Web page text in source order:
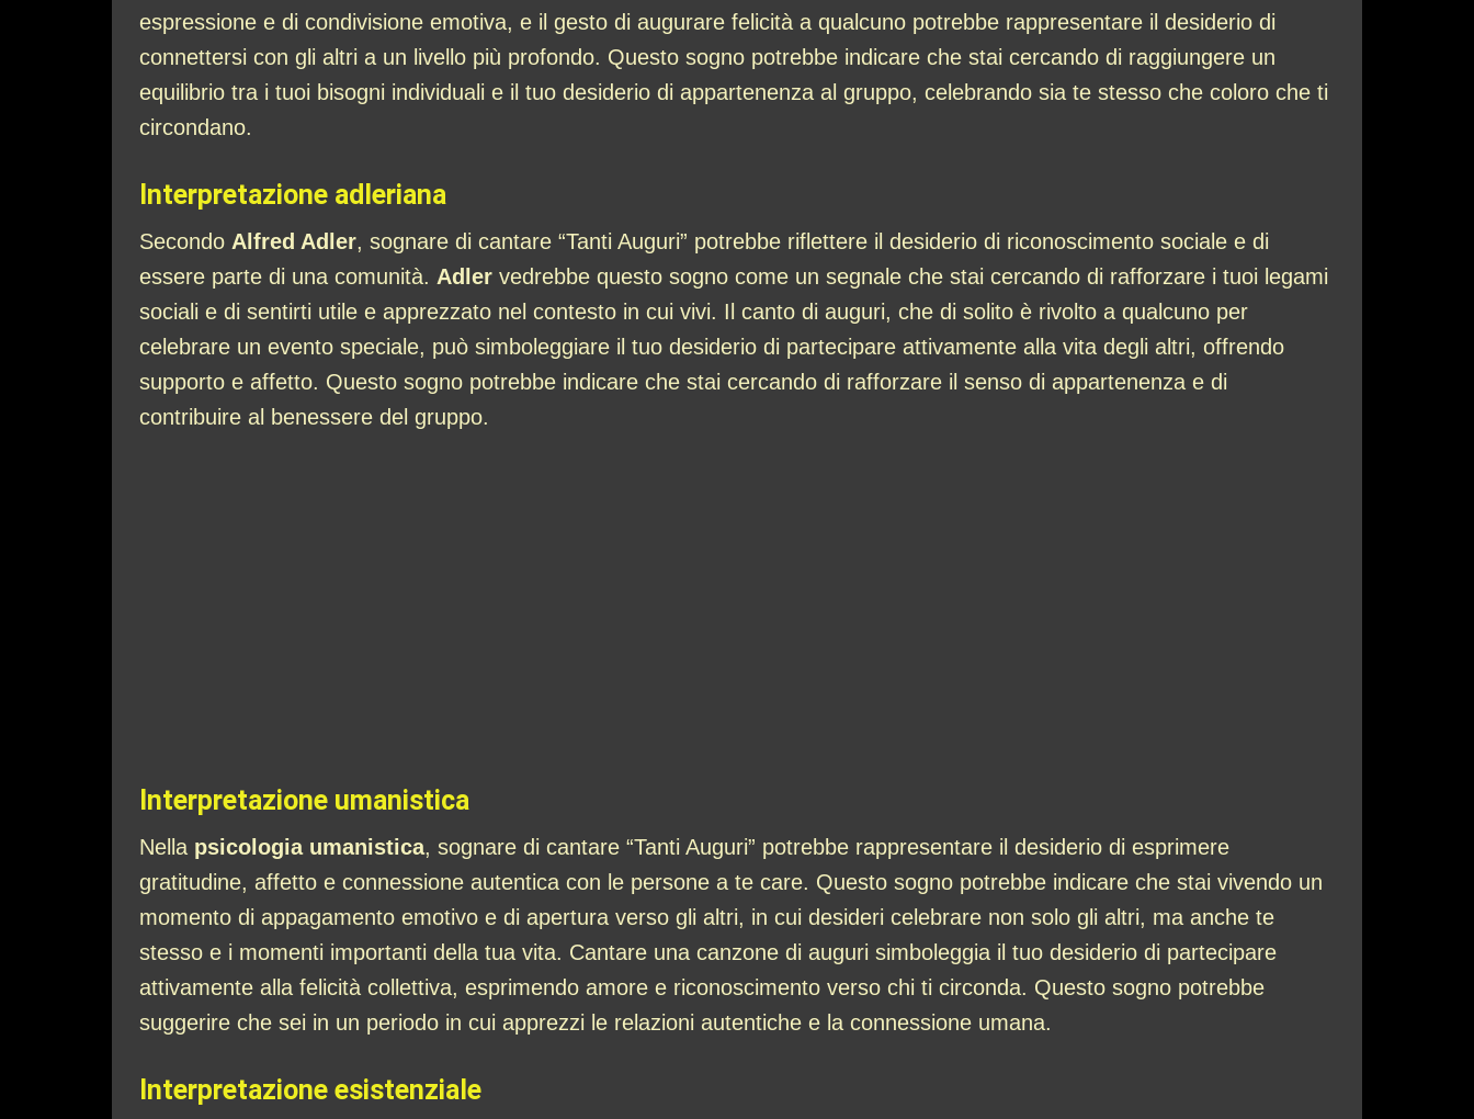
espressione e di condivisione emotiva, e il gesto di augurare felicità a qualcuno potrebbe rappresentare il desiderio di
connettersi con gli altri a un livello più profondo. Questo sogno potrebbe indicare che stai cercando di raggiungere un
equilibrio tra i tuoi bisogni individuali e il tuo desiderio di appartenenza al gruppo, celebrando sia te stesso che coloro che ti
circondano.
Interpretazione adleriana
Secondo Alfred Adler, sognare di cantare “Tanti Auguri” potrebbe riflettere il desiderio di riconoscimento sociale e di
essere parte di una comunità. Adler vedrebbe questo sogno come un segnale che stai cercando di rafforzare i tuoi legami
sociali e di sentirti utile e apprezzato nel contesto in cui vivi. Il canto di auguri, che di solito è rivolto a qualcuno per
celebrare un evento speciale, può simboleggiare il tuo desiderio di partecipare attivamente alla vita degli altri, offrendo
supporto e affetto. Questo sogno potrebbe indicare che stai cercando di rafforzare il senso di appartenenza e di
contribuire al benessere del gruppo.
Interpretazione umanistica
Nella psicologia umanistica, sognare di cantare “Tanti Auguri” potrebbe rappresentare il desiderio di esprimere
gratitudine, affetto e connessione autentica con le persone a te care. Questo sogno potrebbe indicare che stai vivendo un
momento di appagamento emotivo e di apertura verso gli altri, in cui desideri celebrare non solo gli altri, ma anche te
stesso e i momenti importanti della tua vita. Cantare una canzone di auguri simboleggia il tuo desiderio di partecipare
attivamente alla felicità collettiva, esprimendo amore e riconoscimento verso chi ti circonda. Questo sogno potrebbe
suggerire che sei in un periodo in cui apprezzi le relazioni autentiche e la connessione umana.
Interpretazione esistenziale